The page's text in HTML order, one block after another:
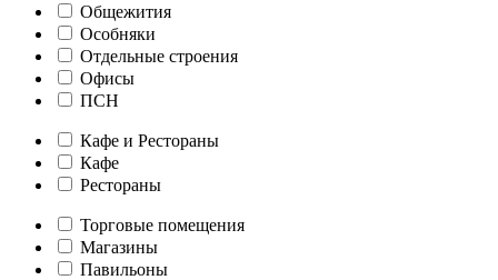
Общежития
Особняки
Отдельные строения
Офисы
ПСН
Кафе и Рестораны
Кафе
Рестораны
Торговые помещения
Магазины
Павильоны